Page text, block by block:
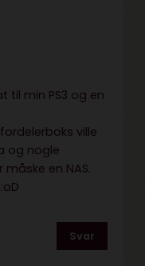
til min PS3 og en
ville
og nogle
en NAS.
Svar